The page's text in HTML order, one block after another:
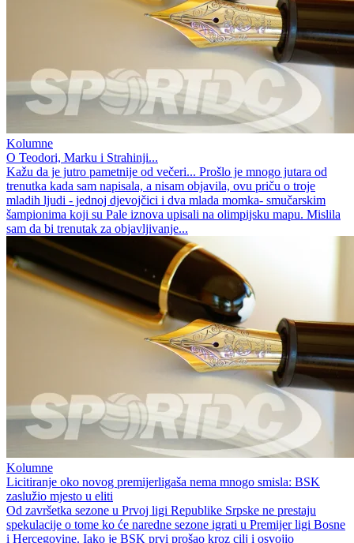
Kolumne
O Teodori, Marku i Strahinji...
Kažu da je jutro pametnije od večeri... Prošlo je mnogo jutara od
trenutka kada sam napisala, a nisam objavila, ovu priču o troje
mladih ljudi - jednoj djevojčici i dva mlada momka- smučarskim
šampionima koji su Pale iznova upisali na olimpijsku mapu. Mislila
sam da bi trenutak za objavljivanje...
Kolumne
Licitiranje oko novog premijerligaša nema mnogo smisla: BSK
zaslužio mjesto u eliti
Od završetka sezone u Prvoj ligi Republike Srpske ne prestaju
spekulacije o tome ko će naredne sezone igrati u Premijer ligi Bosne
i Hercegovine. Iako je BSK prvi prošao kroz cilj i osvojio